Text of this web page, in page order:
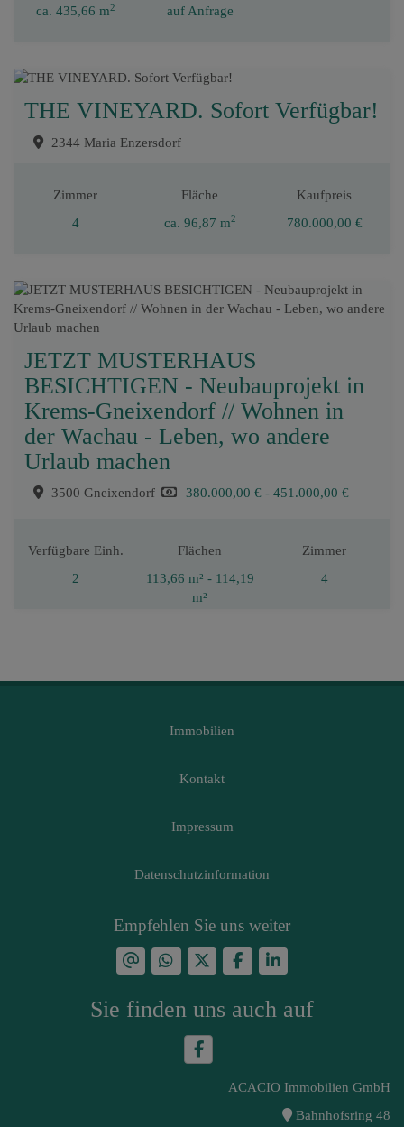
ca. 435,66 m2
auf Anfrage
THE VINEYARD. Sofort Verfügbar!
2344 Maria Enzersdorf
Zimmer
4
Fläche
ca. 96,87 m2
Kaufpreis
780.000,00 €
JETZT MUSTERHAUS
BESICHTIGEN - Neubauprojekt in
Krems-Gneixendorf // Wohnen in
der Wachau - Leben, wo andere
Urlaub machen
3500 Gneixendorf 380.000,00 € - 451.000,00 €
Verfügbare Einh.
2
Flächen
113,66 m² - 114,19
m²
Zimmer
4
Immobilien
Kontakt
Impressum
Datenschutzinformation
Empfehlen Sie uns weiter
Sie finden uns auch auf
ACACIO Immobilien GmbH
Bahnhofsring 48